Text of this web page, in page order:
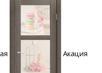
Акация